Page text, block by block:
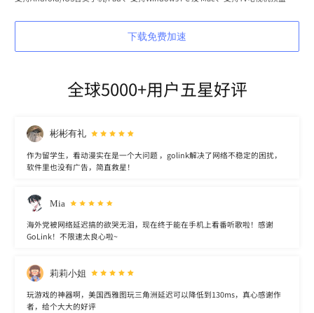
下载免费加速
全球5000+用户五星好评
彬彬有礼
作为留学生，看动漫实在是一个大问题 ，golink解决了网络不稳定的困扰，
软件里也没有广告，简直救星！
Mia
海外党被网络延迟搞的欲哭无泪，现在终于能在手机上看番听歌啦！感谢
GoLink！不限速太良心啦~
莉莉小姐
玩游戏的神器啊，美国西雅图玩三角洲延迟可以降低到130ms，真心感谢作
者，给个大大的好评